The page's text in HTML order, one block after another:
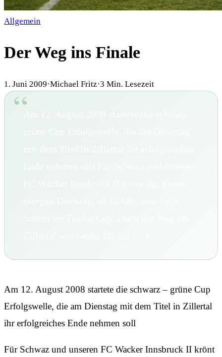
Allgemein
Der Weg ins Finale
1. Juni 2009·Michael Fritz·3 Min. Lesezeit
Am 12. August 2008 startete die schwarz – grüne Cup
Erfolgswelle, die am Dienstag mit dem Titel in Zillertal
ihr erfolgreiches Ende nehmen soll
Für Schwaz und unseren FC Wacker Innsbruck II krönt